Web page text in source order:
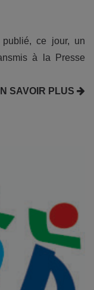
publié, ce jour, un
à la Presse
SAVOIR PLUS